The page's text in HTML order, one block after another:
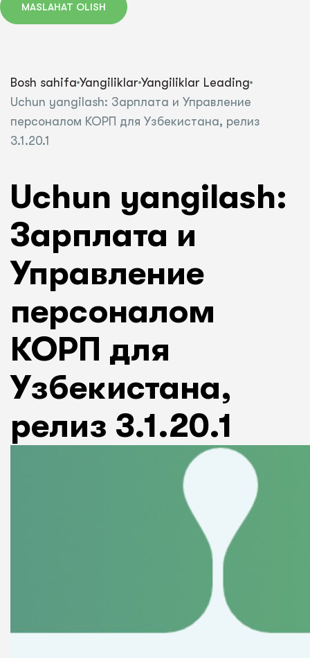
MASLAHAT OLISH
Bosh sahifa Yangiliklar Yangiliklar Leading
Uchun yangilash: Зарплата и Управление
персоналом КОРП для Узбекистана, релиз
3.1.20.1
Uchun yangilash:
Зарплата и
Управление
персоналом
КОРП для
Узбекистана,
релиз 3.1.20.1